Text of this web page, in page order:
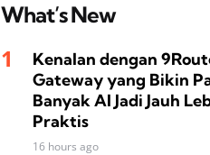
What’s New
Kenalan dengan
Gateway yang Bikin
Banyak AI Jadi Jauh
Praktis
16 hours ago